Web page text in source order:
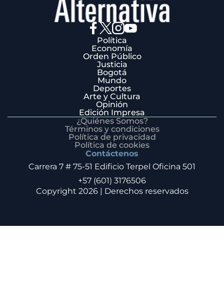
Política
Economía
Orden Público
Justicia
Bogotá
Mundo
Deportes
Arte y Cultura
Opinión
Edición Impresa
¿Quiénes Somos?
Términos y condiciones
Política de privacidad
Política de cookies
Contáctenos
Carrera 7 # 75-51 Edificio Terpel Oficina 501
+57 (601) 3176506
Copyright 2026 | Derechos reservados